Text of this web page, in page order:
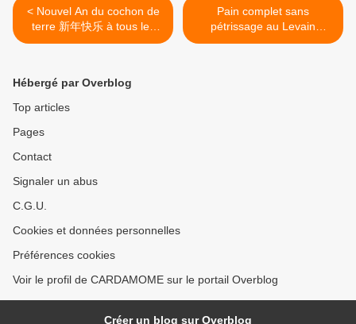
< Nouvel An du cochon de
terre 新年快乐 à tous les
natifs et aux autres
Pain complet sans
pétrissage au Levain
naturel, graines de Chanvre
Hébergé par Overblog
Top articles
Pages
Contact
Signaler un abus
C.G.U.
Cookies et données personnelles
Préférences cookies
Voir le profil de CARDAMOME sur le portail Overblog
Créer un blog sur Overblog